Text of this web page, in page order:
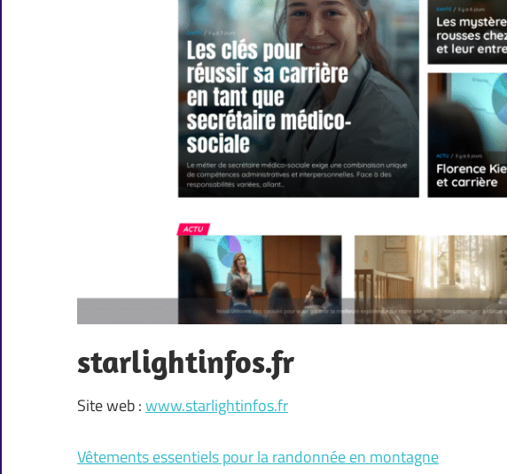
starlightinfos.fr
Site web :www.starlightinfos.fr
Vêtements essentiels pour la randonnée en montagne